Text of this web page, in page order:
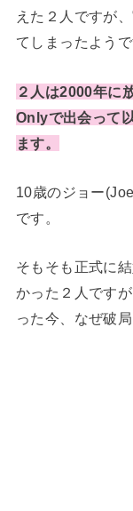
えた２人ですが
てしまったようで
２人は2000年に
Onlyで出会って
ます。
10歳のジョー
です。
そもそも正式に
かった２人です
った今、なぜ破